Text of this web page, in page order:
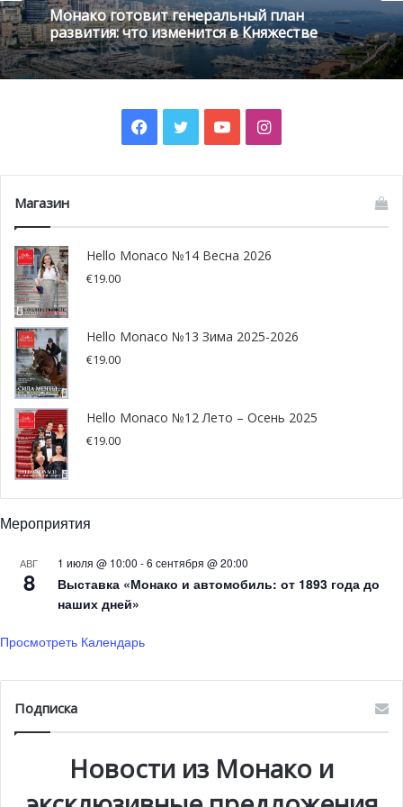
депутаты единогласно проголосовали за предложение
внести поправки в этот закон. Проект закона предлагает
добавить в 248 статью Уголовного кодекса Монако,
аборт не будет являться преступлением, если
«беременная женщина попросила по собственному
беременности».
ФК «Монако» побеждает легендарных игроков
греческой национальной сборной
семьей президента ФК «Монако» Дмитрия
позволили «Легендам ФК «Монако» выиграть у
греческой команды «Greek All Stars» со счетом 4-3.
легендарными игроками греческой национальной
Монако готовит генеральный план
развития: что изменится в Княжестве
Facebook
TwitterYouTubeInstagram
Магазин
Hello Monaco №14 Весна 2026
€19.00
Hello Monaco №13 Зима 2025-2026
€19.00
Hello Monaco №12 Лето – Осень 2025
€19.00
Мероприятия
АВГ
8
1 июля @ 10:00 -6 сентября @ 20:00
Выставка «Монако и автомобиль: от 1893 года до
наших дней»
Просмотреть Календарь
Подписка
Новости из Монако и